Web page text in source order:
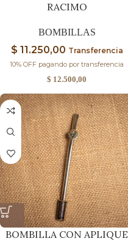
RACIMO
BOMBILLAS
$ 11.250,00 Transferencia
10% OFF pagando por transferencia
$ 12.500,00
BOMBILLA CON APLIQUE